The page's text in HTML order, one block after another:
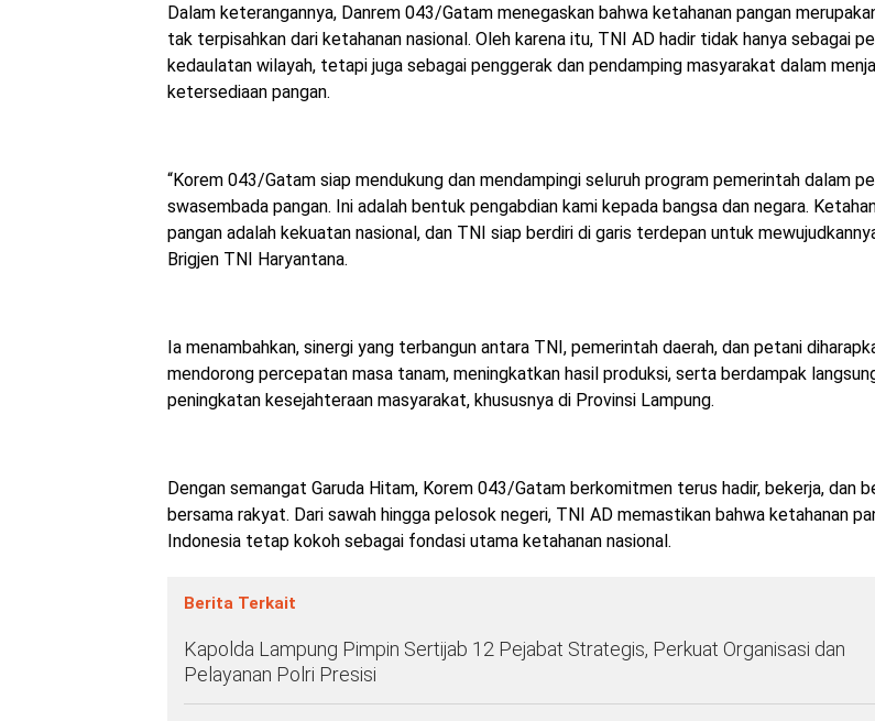
Dalam keterangannya, Danrem 043/Gatam menegaskan bahwa ketahanan pangan
tak terpisahkan dari ketahanan nasional. Oleh karena itu, TNI AD hadir tidak hanya sebagai
kedaulatan wilayah, tetapi juga sebagai penggerak dan pendamping masyarakat dalam
ketersediaan pangan.
“Korem 043/Gatam siap mendukung dan mendampingi seluruh program pemerintah dalam
swasembada pangan. Ini adalah bentuk pengabdian kami kepada bangsa dan negara.
pangan adalah kekuatan nasional, dan TNI siap berdiri di garis terdepan untuk
Brigjen TNI Haryantana.
Ia menambahkan, sinergi yang terbangun antara TNI, pemerintah daerah, dan petani
mendorong percepatan masa tanam, meningkatkan hasil produksi, serta berdampak
peningkatan kesejahteraan masyarakat, khususnya di Provinsi Lampung.
Dengan semangat Garuda Hitam, Korem 043/Gatam berkomitmen terus hadir, bekerja, dan
bersama rakyat. Dari sawah hingga pelosok negeri, TNI AD memastikan bahwa ketahanan
Indonesia tetap kokoh sebagai fondasi utama ketahanan nasional.
Berita Terkait
Kapolda Lampung Pimpin Sertijab 12 Pejabat Strategis, Perkuat Organisasi dan
Pelayanan Polri Presisi